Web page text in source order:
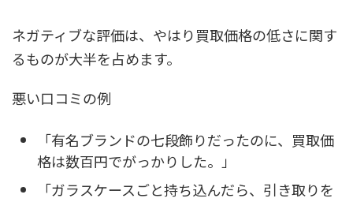
ネガティブな評価は、やはり買取価格の低さに関す
るものが大半を占めます。
悪い口コミの例
「有名ブランドの七段飾りだったのに、買取価
格は数百円でがっかりした。」
「ガラスケースごと持ち込んだら、引き取りを